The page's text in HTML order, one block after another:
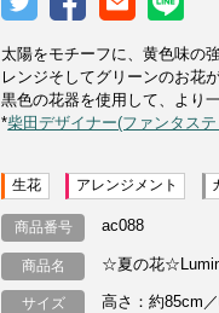
太陽をモチーフに、黄色味の
レンジそしてグリーンのお花
黒色の花器を使用して、より
*柴田デザイナー(ファンタス
生花 アレンジメント
商品番号 ac088
商品名 ☆夏の花
サイズ 高さ：約85cm